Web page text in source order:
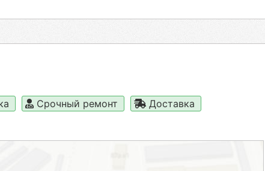
Срочный ремонт
Доставка